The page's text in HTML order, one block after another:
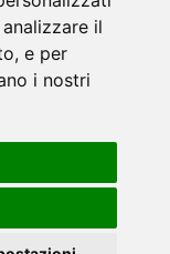
il
e per
i nostri
Powered by